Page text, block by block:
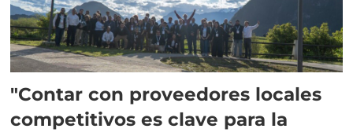
"Contar con proveedores locales
competitivos es clave para la